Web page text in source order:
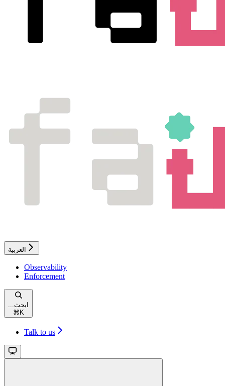
العربية
Observability
Enforcement
...ابحث
⌘ K
Talk to us